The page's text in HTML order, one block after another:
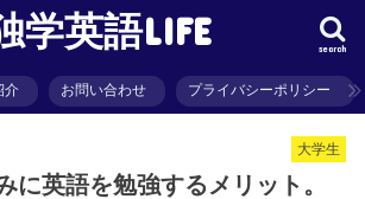
学英語LIFE search
介 お問い合わせ プライバシーポリシー
大学生
に英語を勉強するメリット。